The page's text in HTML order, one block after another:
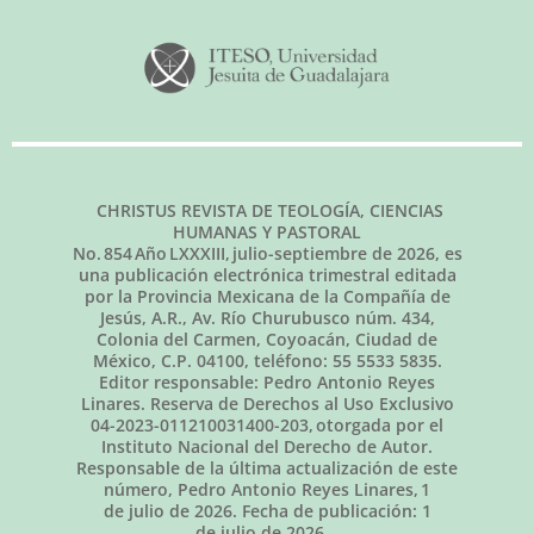
CHRISTUS REVISTA DE TEOLOGÍA, CIENCIAS
HUMANAS Y PASTORAL
No.854Año LXXXIII, julio-septiembre de 2026, es
una publicación electrónica trimestral editada
por la Provincia Mexicana de la Compañía de
Jesús, A.R., Av. Río Churubusco núm. 434,
Colonia del Carmen, Coyoacán, Ciudad de
México, C.P. 04100, teléfono: 55 5533 5835.
Editor responsable: Pedro Antonio Reyes
Linares. Reserva de Derechos al Uso Exclusivo
04-2023-011210031400-203, otorgada por el
Instituto Nacional del Derecho de Autor.
Responsable de la última actualización de este
número, Pedro Antonio Reyes Linares, 1
de julio de 2026. Fecha de publicación: 1